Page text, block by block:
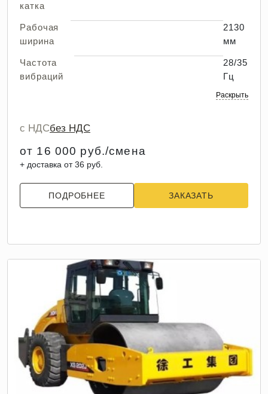
катка
Рабочая
ширина
2130
мм
Частота
вибраций
28/35
Гц
Раскрыть
с НДСбез НДС
от 16 000 руб./смена
+ доставка от 36 руб.
ПОДРОБНЕЕ ЗАКАЗАТЬ